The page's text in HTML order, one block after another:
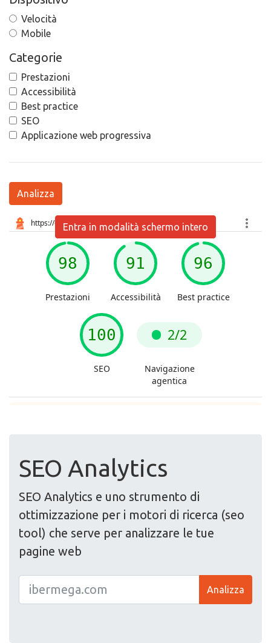
Velocità
Mobile
Categorie
Prestazioni
Accessibilità
Best practice
SEO
Applicazione web progressiva
Analizza
Entra in modalità schermo intero
SEO Analytics
SEO Analytics e uno strumento di
ottimizzazione per i motori di ricerca (seo
tool) che serve per analizzare le tue
pagine web
Analizza